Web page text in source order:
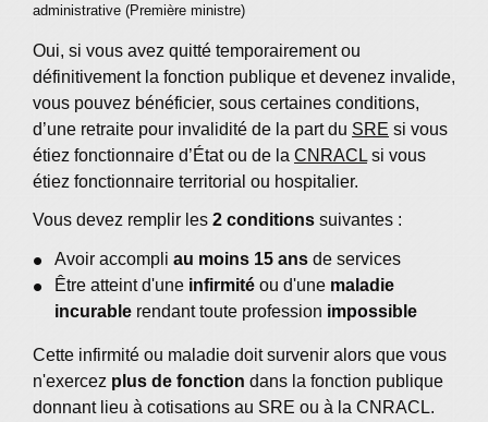
administrative (Première ministre)
Oui, si vous avez quitté temporairement ou
définitivement la fonction publique et devenez invalide,
vous pouvez bénéficier, sous certaines conditions,
d’une retraite pour invalidité de la part du SRE si vous
étiez fonctionnaire d’État ou de la CNRACL si vous
étiez fonctionnaire territorial ou hospitalier.
Vous devez remplir les 2 conditions suivantes :
Avoir accompli au moins 15 ans de services
Être atteint d'une infirmité ou d'une maladie
incurable rendant toute profession impossible
Cette infirmité ou maladie doit survenir alors que vous
n'exercez plus de fonction dans la fonction publique
donnant lieu à cotisations au SRE ou à la CNRACL.